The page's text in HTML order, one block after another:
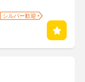
シルバー歓迎